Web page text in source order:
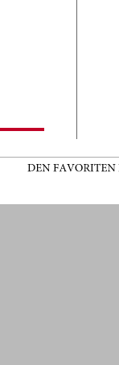
DEN FAVORITEN